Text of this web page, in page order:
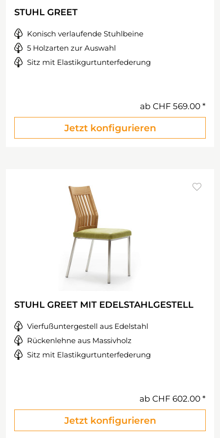
STUHL GREET
Konisch verlaufende Stuhlbeine
5 Holzarten zur Auswahl
Sitz mit Elastikgurtunterfederung
ab CHF 569.00
Jetzt konfigurieren
STUHL GREET MIT EDELSTAHLGESTELL
Vierfußuntergestell aus Edelstahl
Rückenlehne aus Massivholz
Sitz mit Elastikgurtunterfederung
ab CHF 602.00
Jetzt konfigurieren